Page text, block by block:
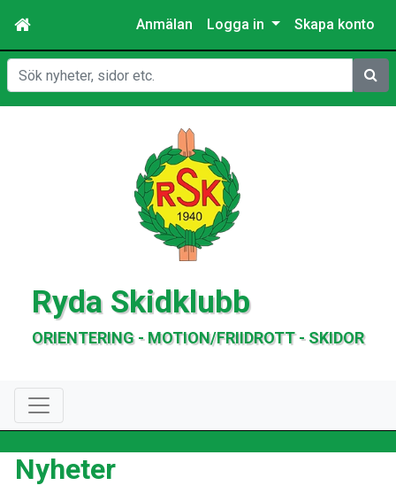
Anmälan Logga in Skapa konto
Sök
Ryda Skidklubb
ORIENTERING - MOTION/FRIIDROTT - SKIDOR
Nyheter